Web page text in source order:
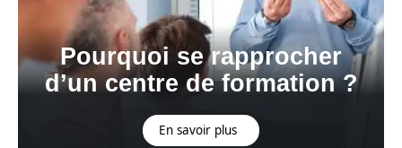
Pourquoi se rapprocher
d’un centre de formation ?
En savoir plus